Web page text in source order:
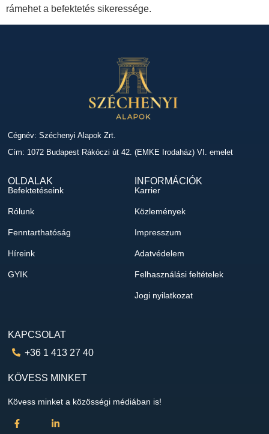
rámehet a befektetés sikeressége.
Cégnév: Széchenyi Alapok Zrt.
Cím: 1072 Budapest Rákóczi út 42. (EMKE Irodaház) VI. emelet
OLDALAK
Befektetéseink
Rólunk
Fenntarthatóság
Híreink
GYIK
INFORMÁCIÓK
Karrier
Közlemények
Impresszum
Adatvédelem
Felhasználási feltételek
Jogi nyilatkozat
KAPCSOLAT
+36 1 413 27 40
KÖVESS MINKET
Kövess minket a közösségi médiában is!